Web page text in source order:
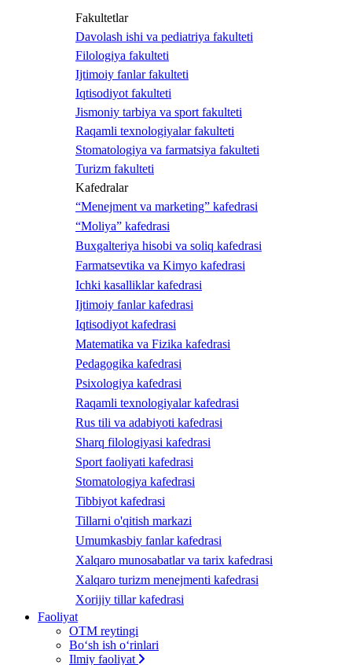
Fakultetlar
Davolash ishi va pediatriya fakulteti
Filologiya fakulteti
Ijtimoiy fanlar fakulteti
Iqtisodiyot fakulteti
Jismoniy tarbiya va sport fakulteti
Raqamli texnologiyalar fakulteti
Stomatologiya va farmatsiya fakulteti
Turizm fakulteti
Kafedralar
“Menejment va marketing” kafedrasi
“Moliya” kafedrasi
Buxgalteriya hisobi va soliq kafedrasi
Farmatsevtika va Kimyo kafedrasi
Ichki kasalliklar kafedrasi
Ijtimoiy fanlar kafedrasi
Iqtisodiyot kafedrasi
Matematika va Fizika kafedrasi
Pedagogika kafedrasi
Psixologiya kafedrasi
Raqamli texnologiyalar kafedrasi
Rus tili va adabiyoti kafedrasi
Sharq filologiyasi kafedrasi
Sport faoliyati kafedrasi
Stomatologiya kafedrasi
Tibbiyot kafedrasi
Tillarni o'qitish markazi
Umumkasbiy fanlar kafedrasi
Xalqaro munosabatlar va tarix kafedrasi
Xalqaro turizm menejmenti kafedrasi
Xorijiy tillar kafedrasi
Faoliyat
OTM reytingi
Bo‘sh ish o‘rinlari
Ilmiy faoliyat